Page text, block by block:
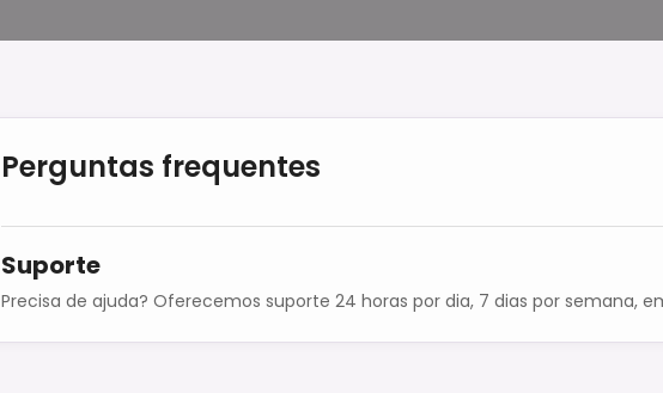
Perguntas frequentes
Suporte
Precisa de ajuda? Oferecemos suporte 24 horas por dia, 7 dias por semana,